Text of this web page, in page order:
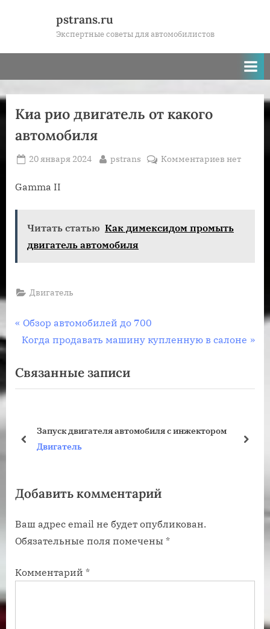
pstrans.ru
Экспертные советы для автомобилистов
Киа рио двигатель от какого
автомобиля
Posted
20 января 2024 By
pstrans Комментариевк
от
нет
Gamma II
Читать статью Как димексидом промыть
двигатель автомобиля
Двигатель
Навигация
записям
П
р
д
ы
щ
з
п
и
ь
Обзор автомобилей до 700
С
е
д
щ
з
п
и
ь
Когда продавать машину купленную в салоне
Связанные записи
Запуск двигателя автомобиля с инжектором
Двигатель
пред
Добавить комментарий
Ваш адрес email не будет опубликован.
Обязательные поля помечены *
Комментарий *